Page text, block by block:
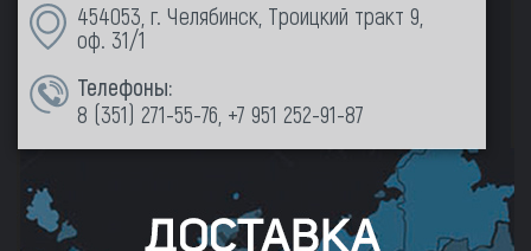
454053, г. Челябинск, Троицкий тракт 9,
оф. 31/1
Телефоны:
8 (351) 271-55-76 +7 951 252-91-87